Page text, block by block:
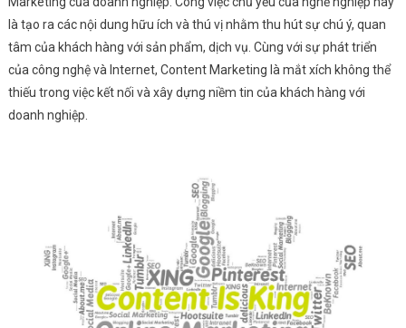
là tạo ra các nội dung hữu ích và thú vị nhằm thu hút sự chú ý, quan
tâm của khách hàng với sản phẩm, dịch vụ. Cùng với sự phát triển
của công nghệ và Internet, Content Marketing là mắt xích không thể
thiếu trong việc kết nối và xây dựng niềm tin của khách hàng với
doanh nghiệp.